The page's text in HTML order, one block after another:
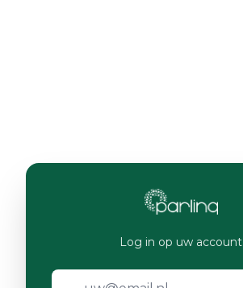
Log in op uw account